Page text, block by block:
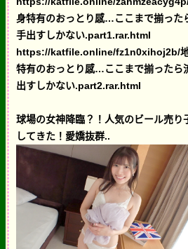
身特有のおっとり感…ここまで揃った
手出すしかない.part1.rar.html
https://katfile.online/fz1n0xihoj2b/
特有のおっとり感…ここまで揃ったら
出すしかない.part2.rar.html
球場の女神降臨？！人気のビール売り
してきた！愛嬌抜群..